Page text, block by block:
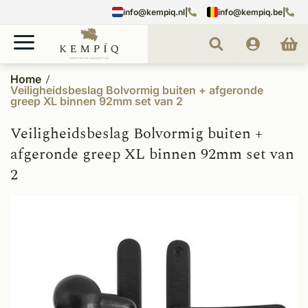
info@kempiq.nl info@kempiq.be
Home
Veiligheidsbeslag Bolvormig buiten + afgeronde
greep XL binnen 92mm set van 2
Veiligheidsbeslag Bolvormig buiten +
afgeronde greep XL binnen 92mm set van
2